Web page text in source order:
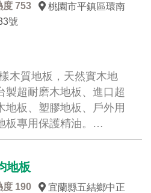
度 753
桃園市平鎮區環南
號
木質地板，天然實木地
製超耐磨木地板、進口超
地板、塑膠地板、戶外用
板專用保護精油。…
地板
度 190
宜蘭縣五結鄉中正